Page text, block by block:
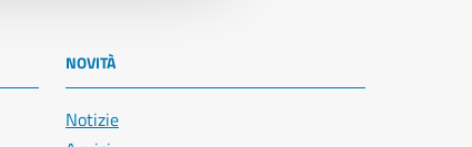
NOVITÀ
Notizie